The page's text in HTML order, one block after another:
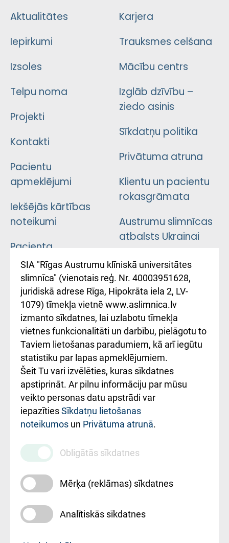
Aktualitātes
Iepirkumi
Izsoles
Telpu noma
Projekti
Kontakti
Pacientu
apmeklējumi
Iekšējās kārtības
noteikumi
Pacienta
atsauksmju/sūdzību
iesniegšanas
kārtība
Kā pie mums nokļūt
Rēķinu apmaksas
ceļvedis
Rekvizīti un
ārstniecības
iestādes kods
010000234
Maksas
pakalpojumu
cenrādis
Karjera
Trauksmes celšana
Mācību centrs
Izglāb dzīvību –
ziedo asinis
Sīkdatņu politika
Privātuma atruna
Klientu un pacientu
rokasgrāmata
Austrumu slimnīcas
atbalsts Ukrainai
Підтримка Східної
лікарні та співпраця з
Україною
SIA "Rīgas Austrumu klīniskā universitātes
slimnīca" (vienotais reģ. Nr. 40003951628,
juridiskā adrese Rīga, Hipokrāta iela 2, LV-
1079) tīmekļa vietnē www.aslimnica.lv
izmanto sīkdatnes, lai uzlabotu tīmekļa
vietnes funkcionalitāti un darbību, pielāgotu to
Taviem lietošanas paradumiem, kā arī iegūtu
statistiku par lapas apmeklējumiem.
Šeit Tu vari izvēlēties, kuras sīkdatnes
apstiprināt. Ar pilnu informāciju par mūsu
veikto personas datu apstrādi var
iepazītiesSīkdatņu lietošanas
noteikumos un Privātuma atrunā.
Obligātās sīkdatnes
Mērķa (reklāmas) sīkdatnes
Analītiskās sīkdatnes